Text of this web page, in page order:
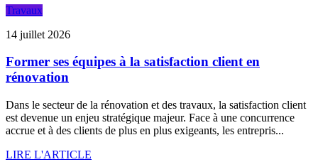
Travaux
14 juillet 2026
Former ses équipes à la satisfaction client en
rénovation
Dans le secteur de la rénovation et des travaux, la satisfaction client
est devenue un enjeu stratégique majeur. Face à une concurrence
accrue et à des clients de plus en plus exigeants, les entrepris...
LIRE L'ARTICLE